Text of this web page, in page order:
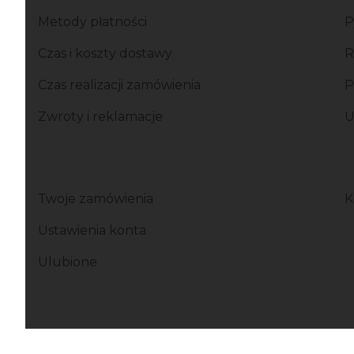
Linki w stopce
Metody płatności
Czas i koszty dostawy
Czas realizacji zamówienia
Zwroty i reklamacje
Twoje zamówienia
Ustawienia konta
Ulubione